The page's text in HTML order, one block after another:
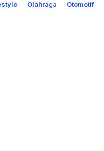
Olahraga Otomotif